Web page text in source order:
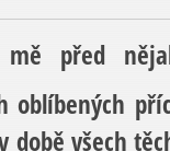
před
oblíbených
době všech